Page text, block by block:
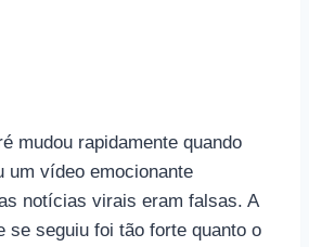
mudou rapidamente quando
um vídeo emocionante
notícias virais eram falsas. A
se seguiu foi tão forte quanto o